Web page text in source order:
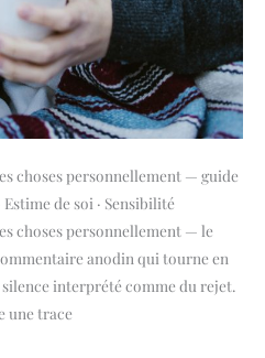
choses personnellement — guide
de soi · Sensibilité
choses personnellement — le
anodin qui tourne en
interprété comme du rejet.
une trace